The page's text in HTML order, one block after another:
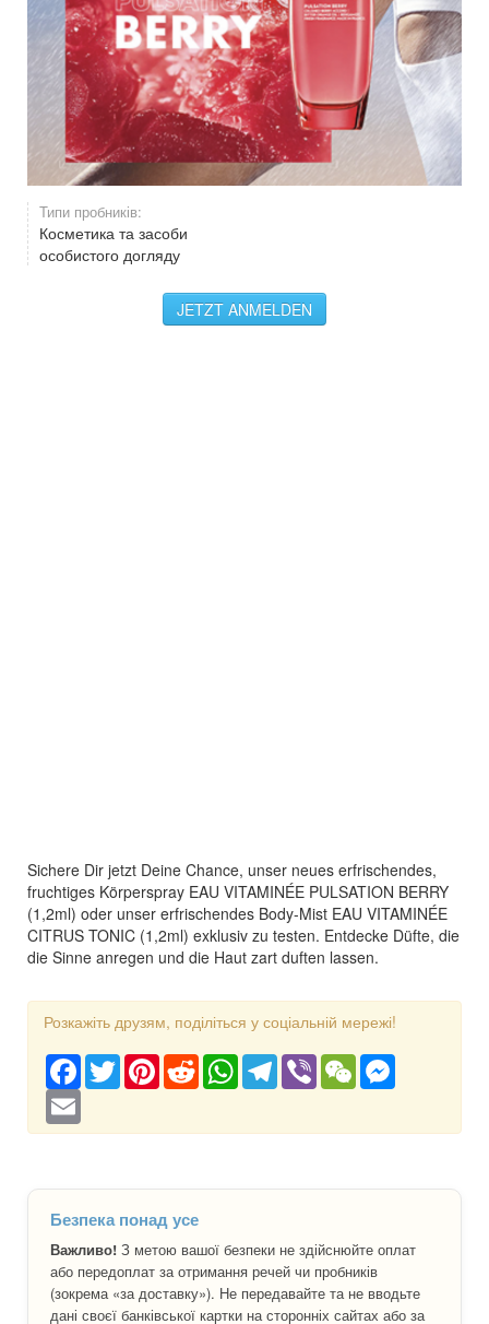
Типи пробників:
Косметика та засоби
особистого догляду
JETZT ANMELDEN
Sichere Dir jetzt Deine Chance, unser neues erfrischendes,
fruchtiges Körperspray EAU VITAMINÉE PULSATION BERRY
(1,2ml) oder unser erfrischendes Body-Mist EAU VITAMINÉE
CITRUS TONIC (1,2ml) exklusiv zu testen. Entdecke Düfte, die
die Sinne anregen und die Haut zart duften lassen.
Розкажіть друзям, поділіться у соціальній мережі!
Facebook
TwitterPinterestRedditWhatsAppTelegram
Viber WeChat
Безпека понад усе
Важливо! З метою вашої безпеки не здійснюйте оплат
або передоплат за отримання речей чи пробників
(зокрема «за доставку»). Не передавайте та не вводьте
дані своєї банківської картки на сторонніх сайтах або за